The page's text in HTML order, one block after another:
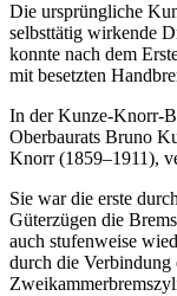
Die ursprüngliche
selbsttätig wirkende
konnte nach dem
mit besetzten
In der Kunze-Knorr-
Oberbaurats Bruno
Knorr (1859–1911),
Sie war die erste
Güterzügen die
auch stufenweise
durch die Verbindung